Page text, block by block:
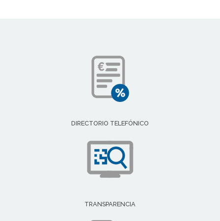
DIRECTORIO TELEFÓNICO
TRANSPARENCIA